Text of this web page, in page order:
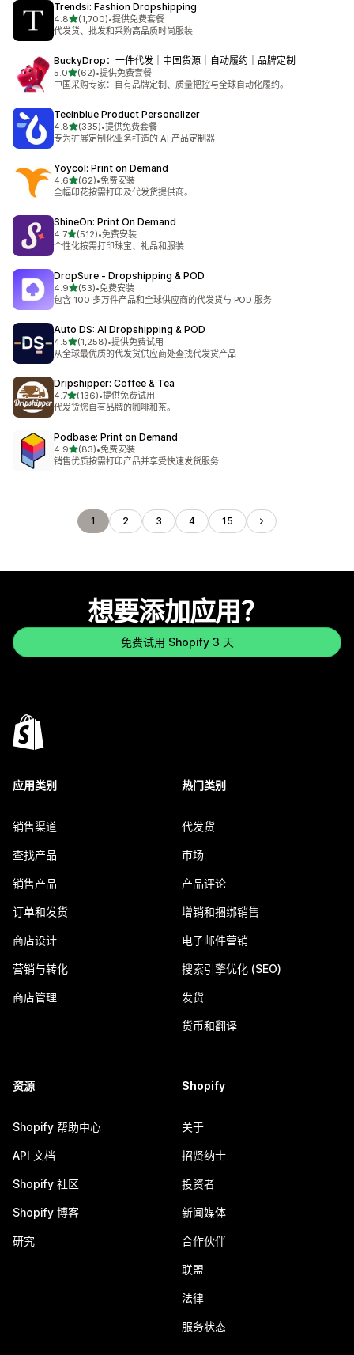
Trendsi: Fashion Dropshipping
4.8星（满分 5 星）
(1,700)
总共 1700 条评论
•提供免费套餐
代发货、批发和采购高品质时尚服装
BuckyDrop：一件代发｜中国货源｜自动履约｜品牌定制
5.0星（满分 5 星）
(62)
总共 62 条评论
•提供免费套餐
中国采购专家：自有品牌定制、质量把控与全球自动化履约。
Teeinblue Product Personalizer
4.8星（满分 5 星）
(335)
总共 335 条评论
•提供免费套餐
专为扩展定制化业务打造的 AI 产品定制器
Yoycol: Print on Demand
4.6星（满分 5 星）
(62)
总共 62 条评论
•免费安装
全幅印花按需打印及代发货提供商。
ShineOn: Print On Demand
4.7星（满分 5 星）
(512)
总共 512 条评论
•免费安装
个性化按需打印珠宝、礼品和服装
DropSure ‑ Dropshipping & POD
4.9星（满分 5 星）
(53)
总共 53 条评论
•免费安装
包含 100 多万件产品和全球供应商的代发货与 POD 服务
Auto DS: AI Dropshipping & POD
4.5星（满分 5 星）
(1,258)
总共 1258 条评论
•提供免费试用
从全球最优质的代发货供应商处查找代发货产品
Dripshipper: Coffee & Tea
4.7星（满分 5 星）
(136)
总共 136 条评论
•提供免费试用
代发货您自有品牌的咖啡和茶。
Podbase: Print on Demand
4.9星（满分 5 星）
(83)
总共 83 条评论
•免费安装
销售优质按需打印产品并享受快速发货服务
1 2 3 4 15
想要添加应用？
免费试用 Shopify 3 天
应用类别
销售渠道
查找产品
销售产品
订单和发货
商店设计
营销与转化
商店管理
热门类别
代发货
市场
产品评论
增销和捆绑销售
电子邮件营销
搜索引擎优化 (SEO)
发货
货币和翻译
资源
Shopify 帮助中心
API 文档
Shopify 社区
Shopify 博客
研究
Shopify
关于
招贤纳士
投资者
新闻媒体
合作伙伴
联盟
法律
服务状态